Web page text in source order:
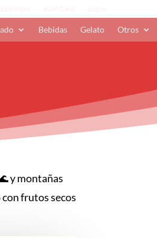
Bebidas Gelato Otros
y montañas
frutos secos